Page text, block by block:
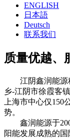
ENGLISH
日本語
Deutsch
联系我们
质量优越、
江阴鑫润能
乡-江阴市徐霞客
上海市中心仅
势。
鑫润能源于
阳能发展成熟的